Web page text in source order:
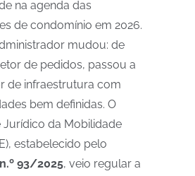
na agenda das
de condomínio em 2026.
mudou: de
de pedidos, passou a
de infraestrutura com
bem definidas. O
Jurídico da Mobilidade
, estabelecido pelo
93/2025, veio regular a